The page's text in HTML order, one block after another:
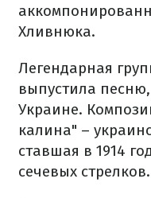
Хливнюка.
Легендарная
выпустила
Украине.
калина" –
ставшая в 1914
сечевых стрелков.